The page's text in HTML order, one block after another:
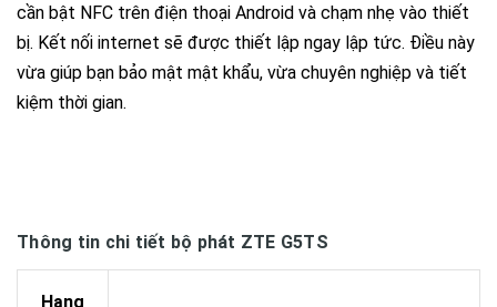
cần bật NFC trên điện thoại Android và chạm nhẹ vào thiết
bị. Kết nối internet sẽ được thiết lập ngay lập tức. Điều này
vừa giúp bạn bảo mật mật khẩu, vừa chuyên nghiệp và tiết
kiệm thời gian.
Thông tin chi tiết bộ phát ZTE G5TS
Hạng